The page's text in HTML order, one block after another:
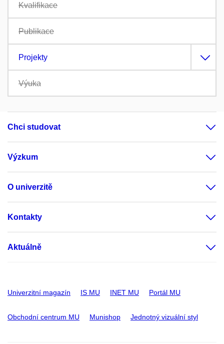
Kvalifikace
Publikace
Projekty
Výuka
Chci studovat
Výzkum
O univerzitě
Kontakty
Aktuálně
Univerzitní magazín IS MU INET MU Portál MU
Obchodní centrum MU Munishop Jednotný vizuální styl